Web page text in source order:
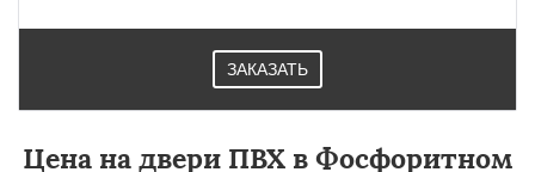
ЗАКАЗАТЬ
Цена на двери ПВХ в Фосфоритном